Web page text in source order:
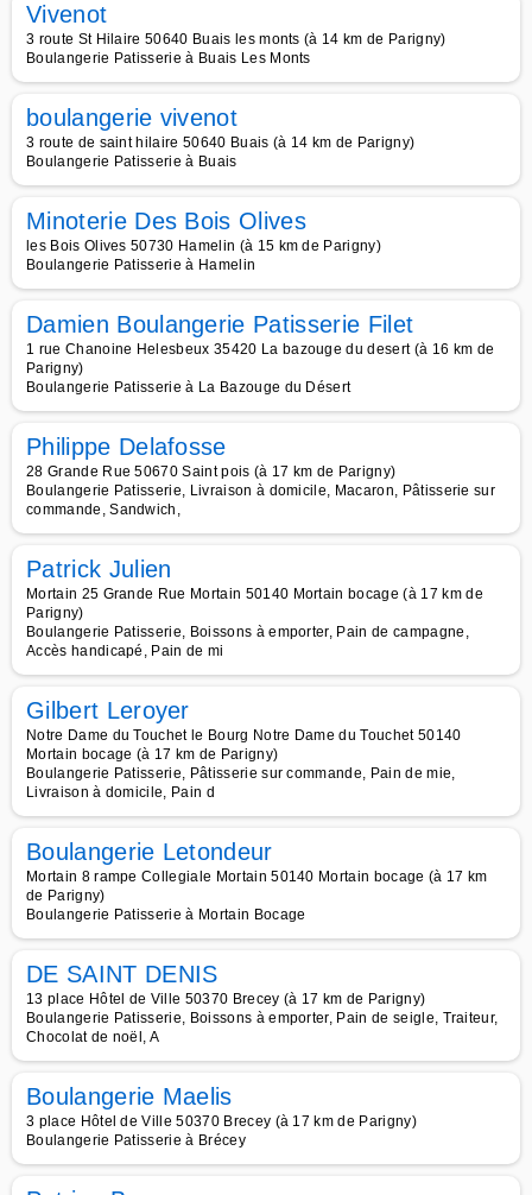
Vivenot
3 route St Hilaire 50640 Buais les monts (à 14 km de Parigny)
Boulangerie Patisserie à Buais Les Monts
boulangerie vivenot
3 route de saint hilaire 50640 Buais (à 14 km de Parigny)
Boulangerie Patisserie à Buais
Minoterie Des Bois Olives
les Bois Olives 50730 Hamelin (à 15 km de Parigny)
Boulangerie Patisserie à Hamelin
Damien Boulangerie Patisserie Filet
1 rue Chanoine Helesbeux 35420 La bazouge du desert (à 16 km de
Parigny)
Boulangerie Patisserie à La Bazouge du Désert
Philippe Delafosse
28 Grande Rue 50670 Saint pois (à 17 km de Parigny)
Boulangerie Patisserie, Livraison à domicile, Macaron, Pâtisserie sur
commande, Sandwich,
Patrick Julien
Mortain 25 Grande Rue Mortain 50140 Mortain bocage (à 17 km de
Parigny)
Boulangerie Patisserie, Boissons à emporter, Pain de campagne,
Accès handicapé, Pain de mi
Gilbert Leroyer
Notre Dame du Touchet le Bourg Notre Dame du Touchet 50140
Mortain bocage (à 17 km de Parigny)
Boulangerie Patisserie, Pâtisserie sur commande, Pain de mie,
Livraison à domicile, Pain d
Boulangerie Letondeur
Mortain 8 rampe Collegiale Mortain 50140 Mortain bocage (à 17 km
de Parigny)
Boulangerie Patisserie à Mortain Bocage
DE SAINT DENIS
13 place Hôtel de Ville 50370 Brecey (à 17 km de Parigny)
Boulangerie Patisserie, Boissons à emporter, Pain de seigle, Traiteur,
Chocolat de noël, A
Boulangerie Maelis
3 place Hôtel de Ville 50370 Brecey (à 17 km de Parigny)
Boulangerie Patisserie à Brécey